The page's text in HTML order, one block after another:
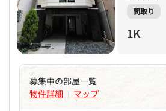
間取り
1K
募集中の部屋一覧
物件詳細 | マップ